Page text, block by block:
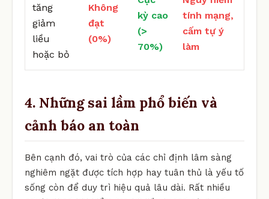
tăng
giảm
liều
hoặc bỏ
Không
đạt
(0%)
kỳ cao
(>
70%)
tính mạng,
cấm tự ý
làm
4. Những sai lầm phổ biến và
cảnh báo an toàn
Bên cạnh đó, vai trò của các chỉ định lâm sàng
nghiêm ngặt được tích hợp hay tuân thủ là yếu tố
sống còn để duy trì hiệu quả lâu dài. Rất nhiều